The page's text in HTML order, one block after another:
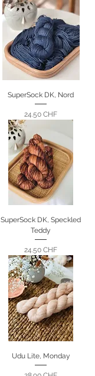
SuperSock DK, Nord
Prix
24.50 CHF
SuperSock DK, Speckled
Teddy
Prix
24.50 CHF
Udu Lite, Monday